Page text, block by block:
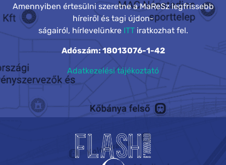
Amennyiben értesülni szeretne a MaReSz legfrissebb
híreiről és tagi újdon-
ságairól, hírlevelünkre ITTiratkozhat fel.
Adószám: 18013076-1-42
Adatkezelési tájékoztató